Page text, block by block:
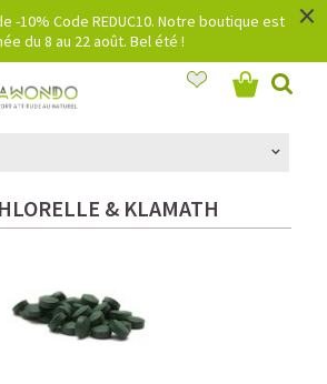
-10% Code REDUC10. Notre boutique est
du 8 au 22 août. Bel été !
×
& KLAMATH